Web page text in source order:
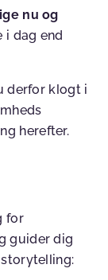
nu og
dag end
derfor klogt i
herefter.
for
guider dig